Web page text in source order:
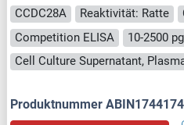
CCDC28A Reaktivität: Ratte
Competition ELISA
10-2500
Produktnummer ABIN1744174